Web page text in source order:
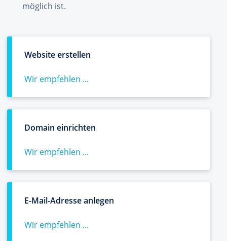
möglich ist.
Website erstellen
Wir empfehlen ...
Domain einrichten
Wir empfehlen ...
E-Mail-Adresse anlegen
Wir empfehlen ...